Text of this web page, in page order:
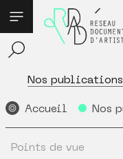
Nos publications
Accueil Nos
Points de vue